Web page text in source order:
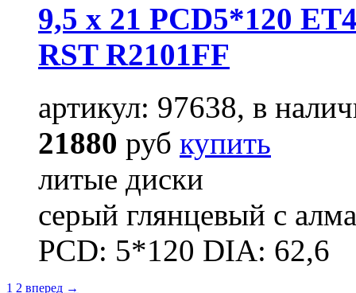
9,5 x 21 PCD5*120
RST R2101FF
артикул: 97638, в
21880 руб купить
литые диски
серый глянцевый с
PCD: 5*120 DIA: 62,6
1 2 вперед →